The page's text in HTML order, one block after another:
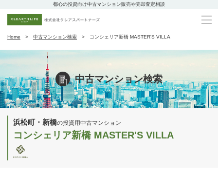
都心の投資向け中古マンション販売や売却査定相談
Home 中古マンション検索 コンシェリア新橋 MASTER'S VILLA
中古マンション検索
浜松町・新橋の投資用中古マンション
コンシェリア新橋 MASTER'S VILLA